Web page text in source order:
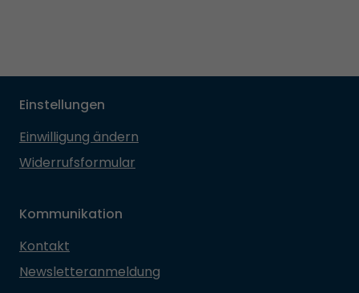
Einstellungen
Einwilligung ändern
Widerrufsformular
Kommunikation
Kontakt
Newsletteranmeldung